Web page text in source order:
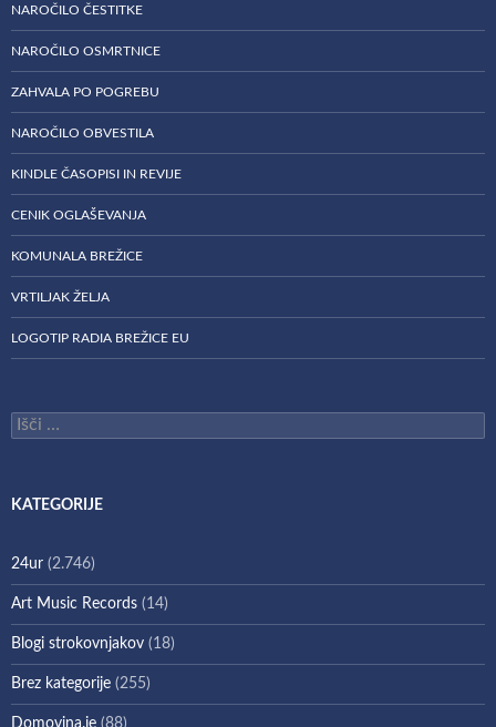
NAROČILO ČESTITKE
NAROČILO OSMRTNICE
ZAHVALA PO POGREBU
NAROČILO OBVESTILA
KINDLE ČASOPISI IN REVIJE
CENIK OGLAŠEVANJA
KOMUNALA BREŽICE
VRTILJAK ŽELJA
LOGOTIP RADIA BREŽICE EU
Išči:
KATEGORIJE
24ur (2.746)
Art Music Records (14)
Blogi strokovnjakov (18)
Brez kategorije (255)
Domovina.je (88)